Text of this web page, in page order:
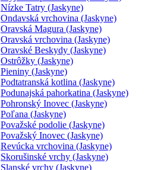
Nízke Tatry (Jaskyne)
Ondavská vrchovina (Jaskyne)
Oravská Magura (Jaskyne)
Oravská vrchovina (Jaskyne)
Oravské Beskydy (Jaskyne)
Ostrôžky (Jaskyne)
Pieniny (Jaskyne)
Podtatranská kotlina (Jaskyne)
Podunajská pahorkatina (Jaskyne)
Pohronský Inovec (Jaskyne)
Poľana (Jaskyne)
Považské podolie (Jaskyne)
Považský Inovec (Jaskyne)
Revúcka vrchovina (Jaskyne)
Skorušinské vrchy (Jaskyne)
Slanské vrchy (Jaskyne)